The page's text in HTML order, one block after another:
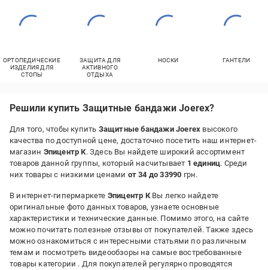
ОРТОПЕДИЧЕСКИЕ
ИЗДЕЛИЯ ДЛЯ
СТОПЫ
ЗАЩИТА ДЛЯ
АКТИВНОГО
ОТДЫХА
НОСКИ ГАНТЕЛИ
Решили купить Защитные бандажи Joerex?
Для того, чтобы купить Защитные бандажи Joerex высокого
качества по доступной цене, достаточно посетить наш интернет-
магазин Эпицентр К. Здесь Вы найдете широкий ассортимент
товаров данной группы, который насчитывает 1 единиц. Среди
них товары с низкими ценами от 34 до 33990 грн.
В интернет-гипермаркете Эпицентр КВы легко найдете
оригинальные фото данных товаров, узнаете основные
характеристики и технические данные. Помимо этого, на сайте
можно почитать полезные отзывы от покупателей. Также здесь
можно ознакомиться с интересными статьями по различным
темам и посмотреть видеообзоры на самые востребованные
товары категории . Для покупателей регулярно проводятся